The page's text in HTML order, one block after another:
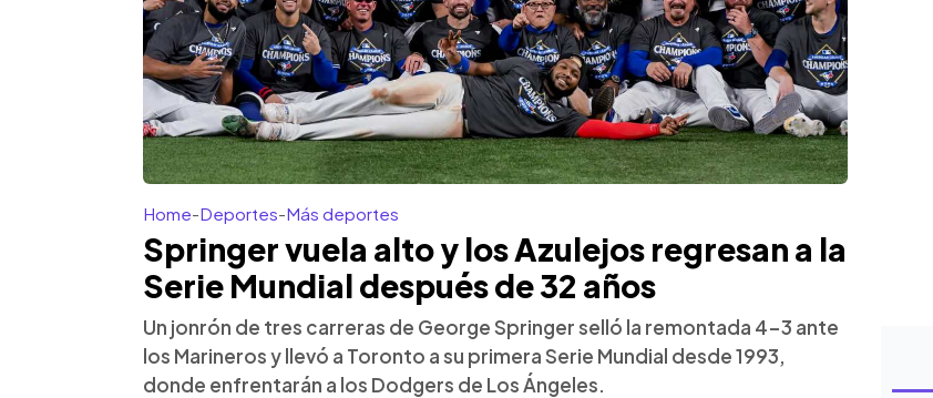
Home-Deportes-Más deportes
Springer vuela alto y los Azulejos regresan a la
Serie Mundial después de 32 años
Un jonrón de tres carreras de George Springer selló la remontada 4-3 ante
los Marineros y llevó a Toronto a su primera Serie Mundial desde 1993,
donde enfrentarán a los Dodgers de Los Ángeles.